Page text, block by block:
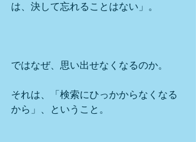
は、決して忘れることはない」。
ではなぜ、思い出せなくなるのか。
それは、「検索にひっかからなくなる
から」、ということ。